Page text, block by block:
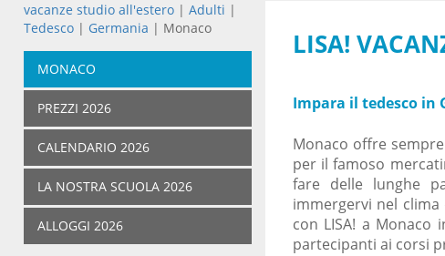
vacanze studio all'estero| Adulti |
Tedesco| Germania | Monaco
MONACO
PREZZI 2026
CALENDARIO 2026
LA NOSTRA SCUOLA 2026
ALLOGGI 2026
LISA!
Impara il tedesco in
Monaco offre
per il famoso
fare delle lunghe
immergervi nel
con LISA! a
partecipanti ai corsi